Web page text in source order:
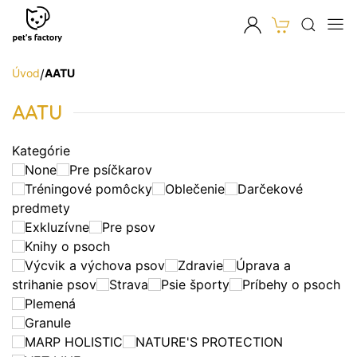
Úvod/AATU
AATU
Kategórie
None
Pre psíčkarov
Tréningové pomôcky
Oblečenie
Darčekové
predmety
Exkluzívne
Pre psov
Knihy o psoch
Výcvik a výchova psov
Zdravie
Úprava a
strihanie psov
Strava Psie športy
Príbehy o psoch
Plemená
Granule
MARP HOLISTIC
NATURE'S PROTECTION